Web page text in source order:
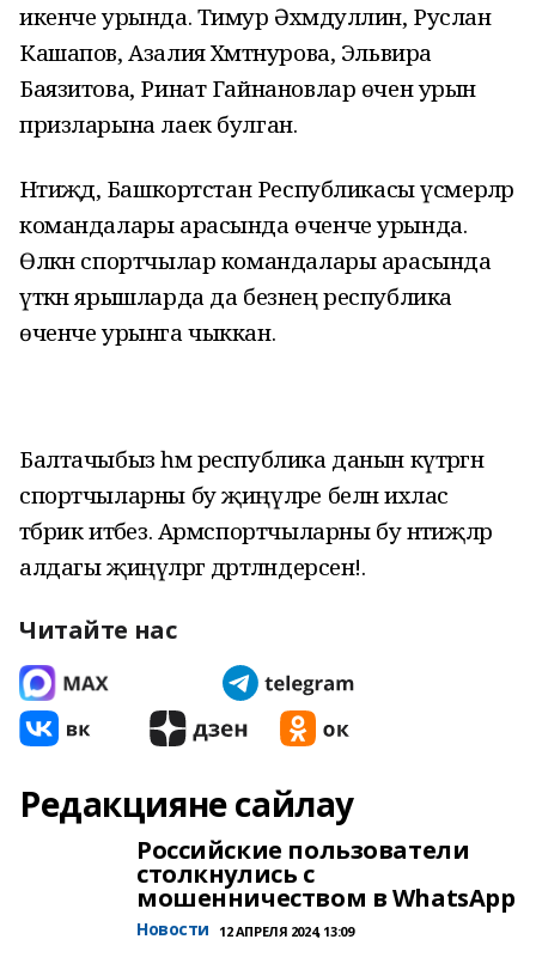
икенче урында. Тимур Әхмәдуллин, Руслан
Кашапов, Азалия Хәмәтнурова, Эльвира
Баязитова, Ринат Гайнановлар өчен урын
призларына лаек булган.
Нәтиҗәдә, Башкортстан Республикасы үсмерләр
командалары арасында өченче урында.
Өлкән спортчылар командалары арасында
үткән ярышларда да безнең республика
өченче урынга чыккан.
Балтачыбыз һәм республика данын күтәргән
спортчыларны бу җиңүләре белән ихлас
тәбрик итәбез. Армспортчыларны бу нәтиҗләр
алдагы җиңүләргә дәртләндерсен!.
Читайте нас
Редакцияне сайлау
Российские пользователи
столкнулись с
мошенничеством в WhatsApp
Новости 12 АПРЕЛЯ 2024, 13:09